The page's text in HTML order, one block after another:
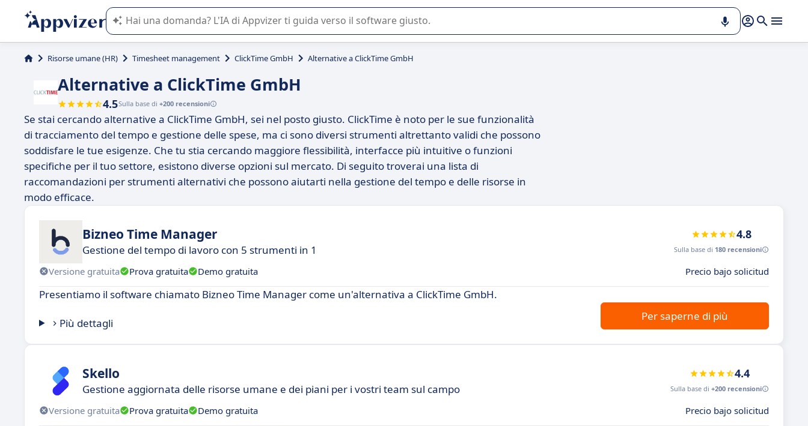
L'IA di Appvizer vi guida nell'utilizzo o nella scelta di un software SaaS per la vostra azienda.
Risorse umane (HR) Timesheet management ClickTime GmbH Alternative a ClickTime GmbH
Alternative a ClickTime GmbH
4.5Sulla base di +200 recensioni
Se stai cercando alternative a ClickTime GmbH, sei nel posto giusto. ClickTime è noto per le sue funzionalità
di tracciamento del tempo e gestione delle spese, ma ci sono diversi strumenti altrettanto validi che possono
soddisfare le tue esigenze. Che tu stia cercando maggiore flessibilità, interfacce più intuitive o funzioni
specifiche per il tuo settore, esistono diverse opzioni sul mercato. Di seguito troverai una lista di
raccomandazioni per strumenti alternativi che possono aiutarti nella gestione del tempo e delle risorse in
modo efficace.
Bizneo Time Manager
Gestione del tempo di lavoro con 5 strumenti in 1
4.8
Sulla base di 180 recensioni
Versione gratuita Prova gratuita Demo gratuita Precio bajo solicitud
Presentiamo il software chiamato Bizneo Time Manager come un'alternativa a ClickTime GmbH.
Più dettagli
Per saperne di più
Skello
Gestione aggiornata delle risorse umane e dei piani per i vostri team sul campo
4.4
Sulla base di +200 recensioni
Versione gratuita Prova gratuita Demo gratuita Precio bajo solicitud